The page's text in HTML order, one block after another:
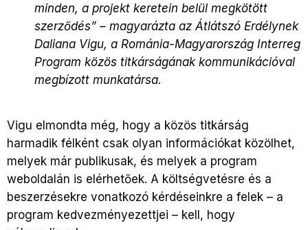
minden, a projekt keretein belül megkötött
szerződés” – magyarázta az Átlátszó Erdélynek
Daliana Vigu, a Románia-Magyarország Interreg
Program közös titkárságának kommunikációval
megbízott munkatársa.
Vigu elmondta még, hogy a közös titkárság
harmadik félként csak olyan információkat közölhet,
melyek már publikusak, és melyek a program
weboldalán is elérhetőek. A költségvetésre és a
beszerzésekre vonatkozó kérdéseinkre a felek – a
program kedvezményezettjei – kell, hogy